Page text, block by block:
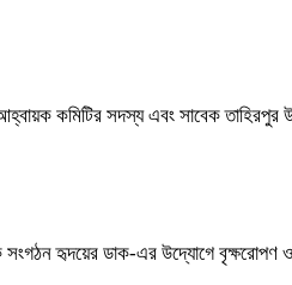
কমিটির সদস্য এবং সাবেক
সংগঠন হৃদয়ের ডাক-এর উদ্যোগে